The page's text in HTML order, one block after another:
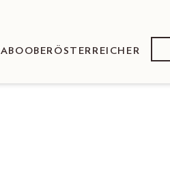
ABO OBERÖSTERREICHER